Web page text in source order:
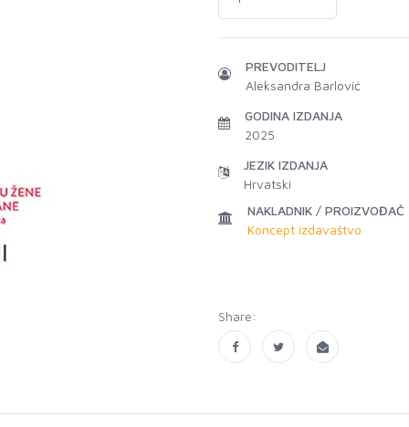
PREVODITELJ
Aleksandra Barlović
GODINA IZDANJA
2025
JEZIK IZDANJA
Hrvatski
NAKLADNIK / PROIZVOĐAČ
Koncept izdavaštvo
Share: